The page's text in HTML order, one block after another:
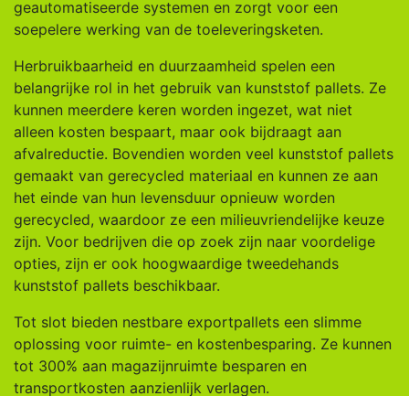
geautomatiseerde systemen en zorgt voor een
soepelere werking van de toeleveringsketen.
Herbruikbaarheid en duurzaamheid spelen een
belangrijke rol in het gebruik van kunststof pallets. Ze
kunnen meerdere keren worden ingezet, wat niet
alleen kosten bespaart, maar ook bijdraagt aan
afvalreductie. Bovendien worden veel kunststof pallets
gemaakt van gerecycled materiaal en kunnen ze aan
het einde van hun levensduur opnieuw worden
gerecycled, waardoor ze een milieuvriendelijke keuze
zijn. Voor bedrijven die op zoek zijn naar voordelige
opties, zijn er ook hoogwaardige tweedehands
kunststof pallets beschikbaar.
Tot slot bieden nestbare exportpallets een slimme
oplossing voor ruimte- en kostenbesparing. Ze kunnen
tot 300% aan magazijnruimte besparen en
transportkosten aanzienlijk verlagen.